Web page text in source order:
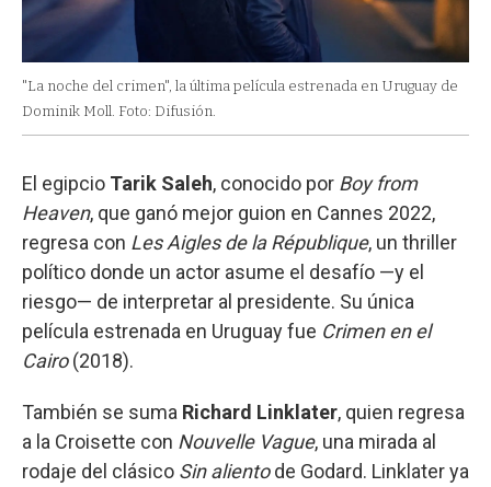
"La noche del crimen", la última película estrenada en Uruguay de
Dominik Moll. Foto: Difusión.
El egipcio Tarik Saleh, conocido por Boy from
Heaven, que ganó mejor guion en Cannes 2022,
regresa con Les Aigles de la République, un thriller
político donde un actor asume el desafío —y el
riesgo— de interpretar al presidente. Su única
película estrenada en Uruguay fue Crimen en el
Cairo(2018).
También se suma Richard Linklater, quien regresa
a la Croisette con Nouvelle Vague, una mirada al
rodaje del clásico Sin alientode Godard. Linklater ya